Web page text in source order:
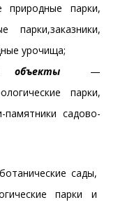
природные парки,
парки,заказники,
урочища;
объекты —
парки,
памятники садово-
сады,
парки и